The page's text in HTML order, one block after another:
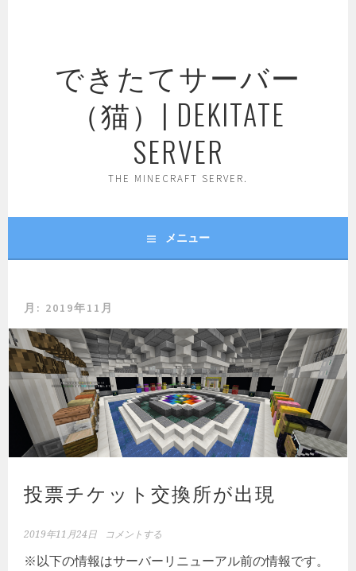
できたてサーバー
（猫）| DEKITATE
SERVER
THE MINECRAFT SERVER.
メニュー
月: 2019年11月
投票チケット交換所が出現
2019年11月24日 コメントする
※以下の情報はサーバーリニューアル前の情報です。